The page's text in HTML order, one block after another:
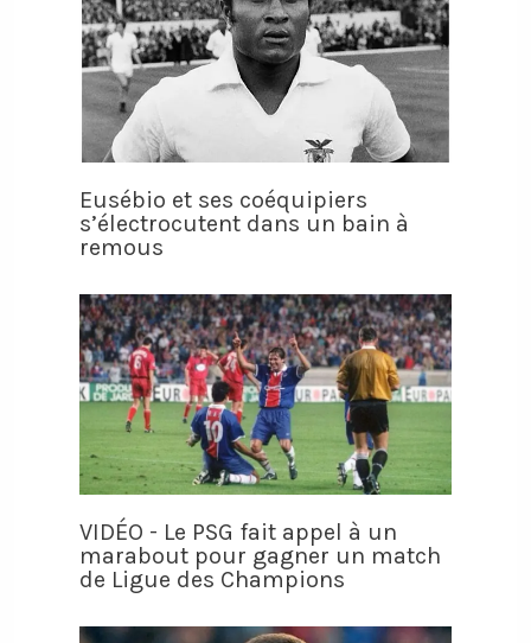
Eusébio et ses coéquipiers
s’électrocutent dans un bain à
remous
VIDÉO - Le PSG fait appel à un
marabout pour gagner un match
de Ligue des Champions